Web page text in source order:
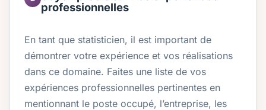
professionnelles
En tant que statisticien, il est important de
démontrer votre expérience et vos réalisations
dans ce domaine. Faites une liste de vos
expériences professionnelles pertinentes en
mentionnant le poste occupé, l’entreprise, les